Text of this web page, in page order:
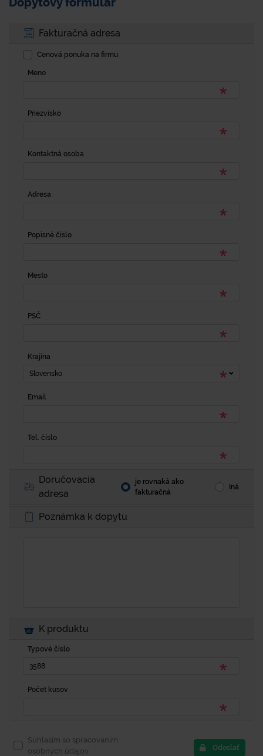
Fakturačná adresa
Cenová ponuka na firmu
Meno
Priezvisko
Kontaktná osoba
Adresa
Popisné číslo
Mesto
PSČ
Krajina
Slovensko
Email
Tel. číslo
Doručovacia
adresa
je rovnaká ako
fakturačná
Iná
Poznámka k dopytu
K produktu
Typové číslo
Počet kusov
Súhlasím so spracovaním
osobných údajov.
Odoslať